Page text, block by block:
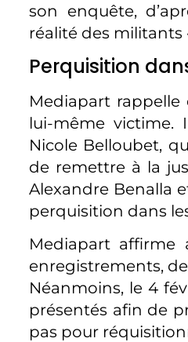
son enquête,
réalité des militants
Perquisition
Mediapart
lui-même victime.
Nicole Belloubet,
de remettre à la
Alexandre Benalla
perquisition dans
Mediapart
enregistrements,
Néanmoins, le 4
présentés afin de
pas pour